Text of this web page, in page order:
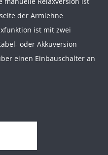
der Armlehne
ist mit zwei
oder Akkuversion
einen Einbauschalter an